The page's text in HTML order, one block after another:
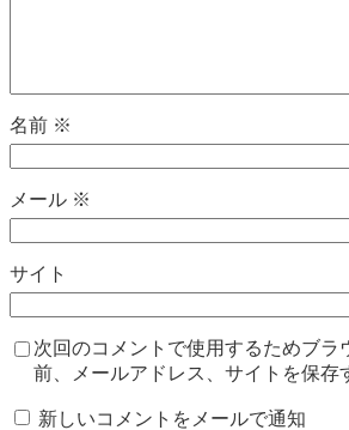
名前 ※
メール ※
サイト
次回のコメントで使用するためブラ
前、メールアドレス、サイトを保存
新しいコメントをメールで通知